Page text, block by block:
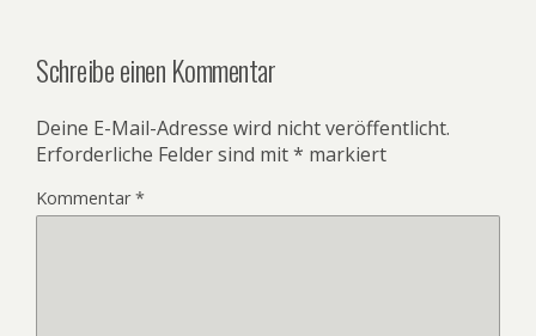
Schreibe einen Kommentar
Deine E-Mail-Adresse wird nicht veröffentlicht.
Erforderliche Felder sind mit* markiert
Kommentar*